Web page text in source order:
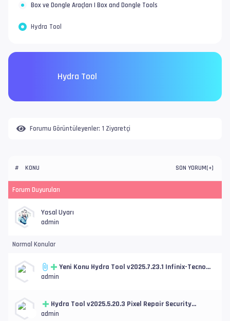
Box ve Dongle Araçları | Box and Dongle Tools
Hydra Tool
Hydra Tool
Forumu Görüntüleyenler: 1 Ziyaretçi
# KONU SON YORUM[+]
Forum Duyuruları
Yasal Uyarı
admin
Normal Konular
Yeni Konu Hydra Tool v2025.7.23.1 Infinix-Tecno
admin
Hydra Tool v2025.5.20.3 Pixel Repair Security
Functions and New Samsung Firehose
admin